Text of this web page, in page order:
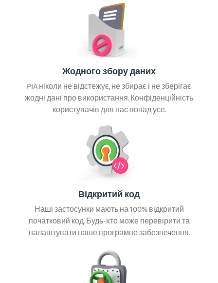
Жодного збору даних
PIA ніколи не відстежує, не збирає і не зберігає
жодні дані про використання. Конфіденційність
користувачів для нас понад усе.
Відкритий код
Наші застосунки мають на 100% відкритий
початковий код. Будь-хто може перевірити та
налаштувати наше програмне забезпечення.